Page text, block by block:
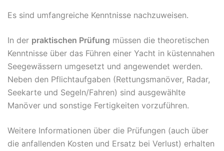
Es sind umfangreiche Kenntnisse nachzuweisen.
In der praktischen Prüfung müssen die theoretischen
Kenntnisse über das Führen einer Yacht in küstennahen
Seegewässern umgesetzt und angewendet werden.
Neben den Pflichtaufgaben (Rettungsmanöver, Radar,
Seekarte und Segeln/Fahren) sind ausgewählte
Manöver und sonstige Fertigkeiten vorzuführen.
Weitere Informationen über die Prüfungen (auch über
die anfallenden Kosten und Ersatz bei Verlust) erhalten